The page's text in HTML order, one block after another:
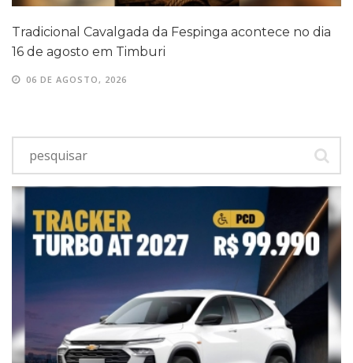
Tradicional Cavalgada da Fespinga acontece no dia
16 de agosto em Timburi
06 DE AGOSTO, 2026